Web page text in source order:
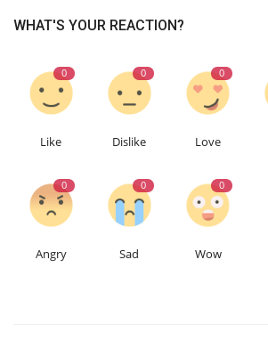
WHAT'S YOUR REACTION?
0
Like
0
Dislike
0
Love
0
Angry
0
Sad
0
Wow